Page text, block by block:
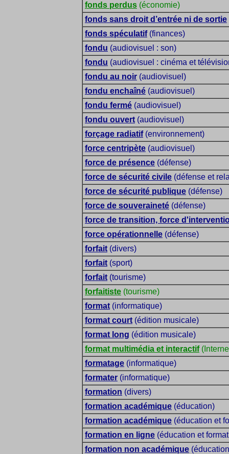
fonds perdus (économie)
fonds sans droit d’entrée ni de sortie
fonds spéculatif(finances)
fondu (audiovisuel : son)
fondu (audiovisuel : cinéma et
fondu au noir (audiovisuel)
fondu enchaîné (audiovisuel)
fondu fermé (audiovisuel)
fondu ouvert (audiovisuel)
forçage radiatif(environnement)
force centripète (audiovisuel)
force de présence (défense)
force de sécurité civile (défense et
force de sécurité publique (défense)
force de souveraineté (défense)
force de transition, force
force opérationnelle (défense)
forfait (divers)
forfait (sport)
forfait (tourisme)
forfaitiste (tourisme)
format (informatique)
format court (édition musicale)
format long (édition musicale)
format multimédia et interactif
formatage (informatique)
formater (informatique)
formation (divers)
formation académique (éducation)
formation académique (éducation et
formation en ligne (éducation et
formation non académique